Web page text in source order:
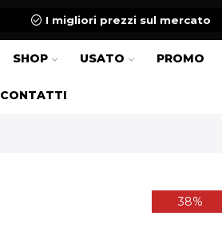
I migliori prezzi sul mercato
SHOP USATO PROMO
CONTATTI
38%